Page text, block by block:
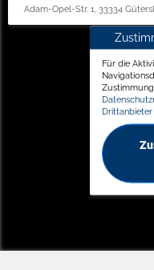
Adam-Opel-Str. 1, 33334
Für die